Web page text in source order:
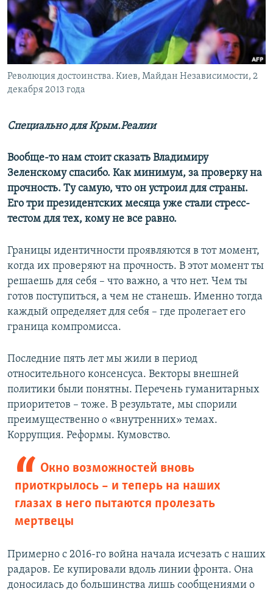
ПОБЕДИТЕЛЕЙ НЕ СУДЯТ?
КРЫМ.НЕПОКОРЕННЫЙ
ELIFBE
УКРАИНСКАЯ ПРОБЛЕМА КРЫМА
ПРИСОЕДИНЯЙТЕСЬ!
Все сайты RFE/RL
Революция достоинства. Киев, Майдан Независимости, 2
декабря 2013 года
Специально для Крым.Реалии
Вообще-то нам стоит сказать Владимиру
Зеленскому спасибо. Как минимум, за проверку на
прочность. Ту самую, что он устроил для страны.
Его три президентских месяца уже стали стресс-
тестом для тех, кому не все равно.
Границы идентичности проявляются в тот момент,
когда их проверяют на прочность. В этот момент ты
решаешь для себя – что важно, а что нет. Чем ты
готов поступиться, а чем не станешь. Именно тогда
каждый определяет для себя – где пролегает его
граница компромисса.
Последние пять лет мы жили в период
относительного консенсуса. Векторы внешней
политики были понятны. Перечень гуманитарных
приоритетов – тоже. В результате, мы спорили
преимущественно о «внутренних» темах.
Коррупция. Реформы. Кумовство.
Окно возможностей вновь
приоткрылось – и теперь на наших
глазах в него пытаются пролезать
мертвецы
Примерно с 2016-го война начала исчезать с наших
радаров. Ее купировали вдоль линии фронта. Она
доносилась до большинства лишь сообщениями о